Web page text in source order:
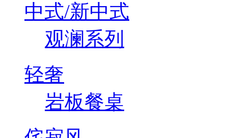
中式/新中式
观澜系列
轻奢
岩板餐桌